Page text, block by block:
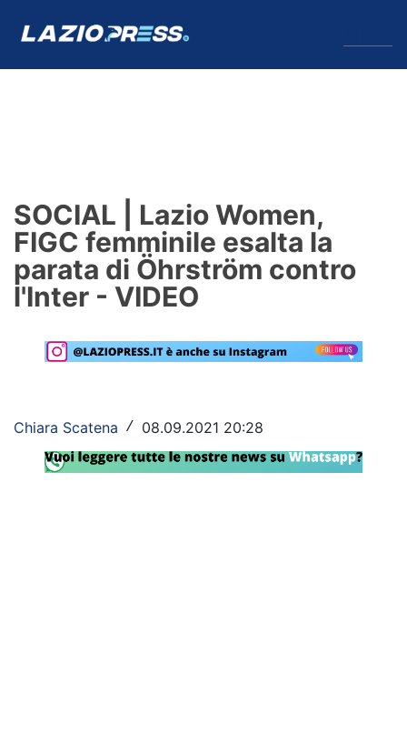
Formello
Infortuni
Primavera
Calciomercato
Rassegna Lazio
Social
SOCIAL | Lazio Women,
FIGC femminile esalta la
parata di Öhrström contro
l'Inter - VIDEO
Chiara Scatena / 08.09.2021 20:28